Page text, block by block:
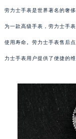
劳力士手表是世界著名的奢
为一款高级手表，劳力士手
使用寿命。劳力士手表售后
力士手表用户提供了便捷的维